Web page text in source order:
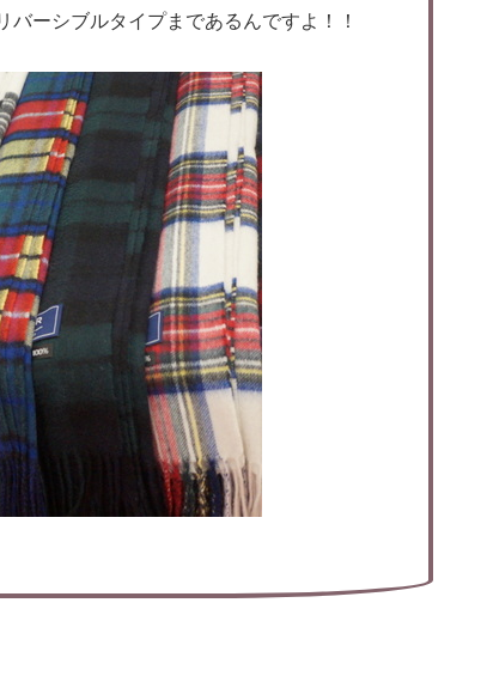
バーシブルタイプまであるんですよ！！